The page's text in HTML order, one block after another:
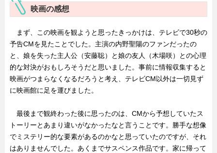
映画の感想
まず、この映画を観ようと思ったきっかけは、テレビで30秒の
予告CMを見たことでした。主演の内野聖陽のファンだったの
と、娘を失った主人公（安藤聡）と娘の友人（木場咲）との心理
的な対決がおもしろそうだと思いました。事前に情報収集すると
映画がつまらなくなるだろうと考え、テレビCM以外は一切見ず
に映画館に足を運びました。
最後まで観終わった後に思ったのは、CMから予想していたス
トーリーとあまり違いがなかったなと言うことです。勝手な想像
でミステリー的な要素があるのかなと思っていたのですが、それ
はありませんでした。あくまでサスペンス作品です。家に帰って